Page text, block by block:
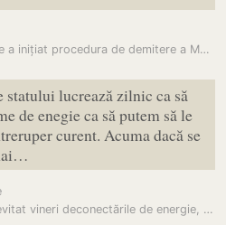
Ion Chicu explică de ce a inițiat procedura de demitere a Maiei Sandu:…
lucrează zilnic ca să
de enegie ca să putem să le
curent. Acuma dacă se
Republica Moldova a evitat vineri deconectările de energie, dar riscul…